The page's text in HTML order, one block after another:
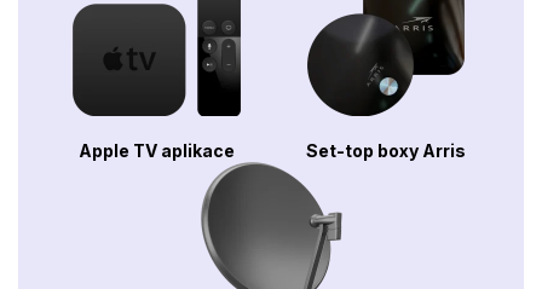
Apple TV aplikace Set-top boxy Arris